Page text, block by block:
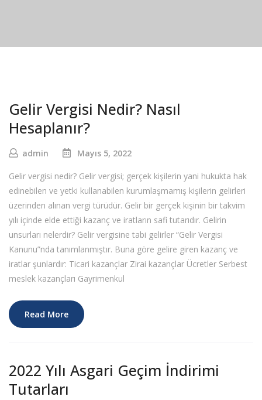
Gelir Vergisi Nedir? Nasıl
Hesaplanır?
admin Mayıs 5, 2022
Gelir vergisi nedir? Gelir vergisi; gerçek kişilerin yani hukukta hak
edinebilen ve yetki kullanabilen kurumlaşmamış kişilerin gelirleri
üzerinden alınan vergi türüdür. Gelir bir gerçek kişinin bir takvim
yılı içinde elde ettiği kazanç ve iratların safi tutarıdır. Gelirin
unsurları nelerdir? Gelir vergisine tabi gelirler “Gelir Vergisi
Kanunu”nda tanımlanmıştır. Buna göre gelire giren kazanç ve
iratlar şunlardır: Ticari kazançlar Zirai kazançlar Ücretler Serbest
meslek kazançları Gayrimenkul
Read More
2022 Yılı Asgari Geçim İndirimi
Tutarları